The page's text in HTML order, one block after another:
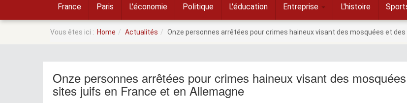
France Paris L'économie Politique L'éducation Entreprise L'histoire
Vous êtes ici : Home Actualités Onze personnes arrêtées pour crimes haineux visant des mosquées et
Onze personnes arrêtées pour crimes haineux visant des
sites juifs en France et en Allemagne